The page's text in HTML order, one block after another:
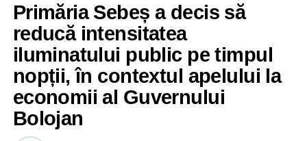
Primăria Sebeș a decis să
reducă intensitatea
iluminatului public pe timpul
nopții, în contextul apelului la
economii al Guvernului
Bolojan